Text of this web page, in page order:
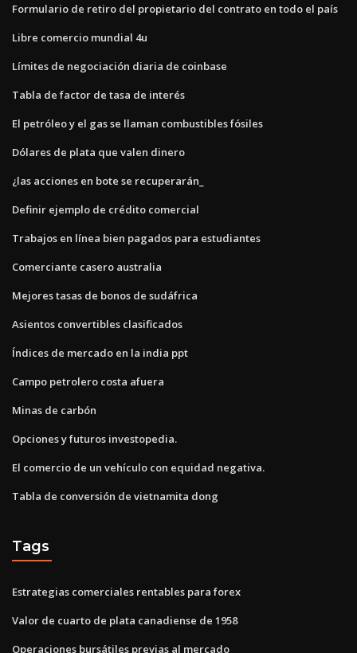
Formulario de retiro del propietario del contrato en todo el país
Libre comercio mundial 4u
Límites de negociación diaria de coinbase
Tabla de factor de tasa de interés
El petróleo y el gas se llaman combustibles fósiles
Dólares de plata que valen dinero
¿las acciones en bote se recuperarán_
Definir ejemplo de crédito comercial
Trabajos en línea bien pagados para estudiantes
Comerciante casero australia
Mejores tasas de bonos de sudáfrica
Asientos convertibles clasificados
Índices de mercado en la india ppt
Campo petrolero costa afuera
Minas de carbón
Opciones y futuros investopedia.
El comercio de un vehículo con equidad negativa.
Tabla de conversión de vietnamita dong
Tags
Estrategias comerciales rentables para forex
Valor de cuarto de plata canadiense de 1958
Operaciones bursátiles previas al mercado